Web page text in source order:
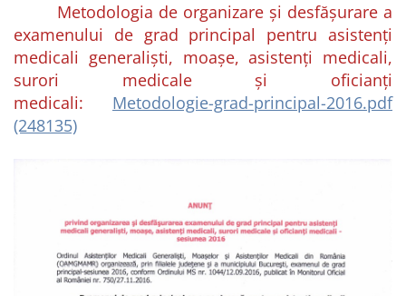
Metodologia de organizare şi desfăşurare a
examenului de grad principal pentru asistenţi
medicali generalişti, moaşe, asistenţi medicali,
surori medicale şi oficianţi
medicali: Metodologie-grad-principal-2016.pdf
(248135)